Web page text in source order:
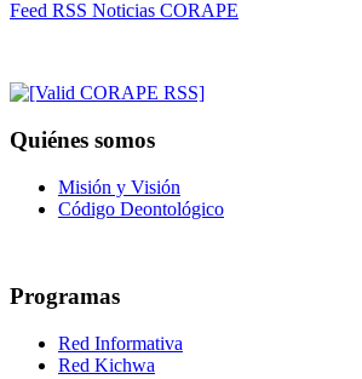
Feed RSS Noticias CORAPE
Quiénes somos
Misión y Visión
Código Deontológico
Programas
Red Informativa
Red Kichwa